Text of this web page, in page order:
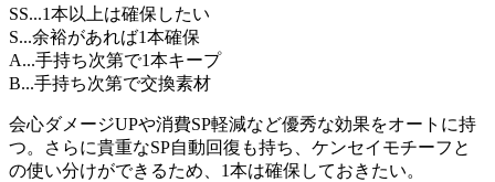
SS...1本以上は確保したい
S...余裕があれば1本確保
A...手持ち次第で1本キープ
B...手持ち次第で交換素材
会心ダメージUPや消費SP軽減など優秀な効果をオートに持
つ。さらに貴重なSP自動回復も持ち、ケンセイモチーフと
の使い分けができるため、1本は確保しておきたい。